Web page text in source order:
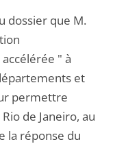
dossier que M.
" à
et
permettre
de Janeiro, au
la réponse du